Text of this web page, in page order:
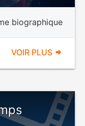
biographique
VOIR PLUS